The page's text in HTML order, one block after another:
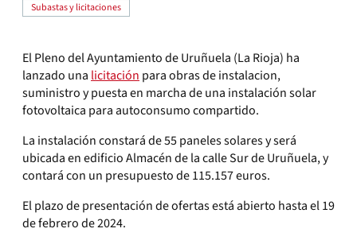
Subastas y licitaciones
El Pleno del Ayuntamiento de Uruñuela (La Rioja) ha
lanzado una licitación para obras de instalacion,
suministro y puesta en marcha de una instalación solar
fotovoltaica para autoconsumo compartido.
La instalación constará de 55 paneles solares y será
ubicada en edificio Almacén de la calle Sur de Uruñuela, y
contará con un presupuesto de 115.157 euros.
El plazo de presentación de ofertas está abierto hasta el 19
de febrero de 2024.